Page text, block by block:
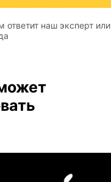
ответит наш эксперт или